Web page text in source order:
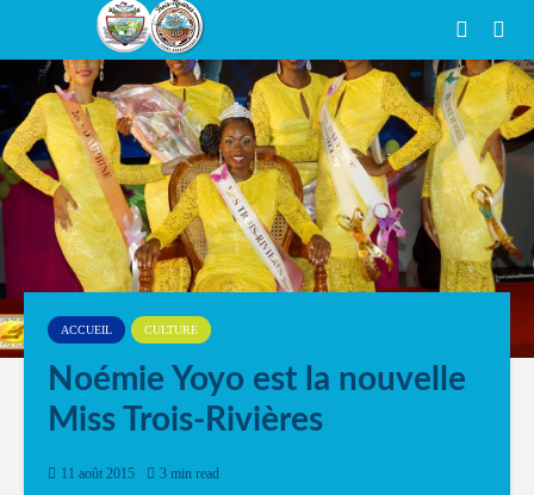
ACCUEIL CULTURE
Noémie Yoyo est la nouvelle
Miss Trois-Rivières
11 août 2015 3 min read